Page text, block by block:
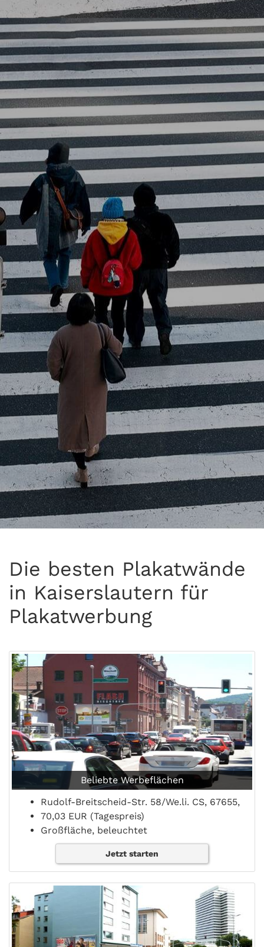
Die besten Plakatwände
in Kaiserslautern für
Plakatwerbung
Beliebte Werbeflächen
Rudolf-Breitscheid-Str. 58/We.li. CS, 67655,
70,03 EUR (Tagespreis)
Großfläche, beleuchtet
Jetzt starten